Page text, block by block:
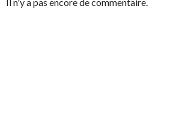
Il n'y a pas encore de commentaire.